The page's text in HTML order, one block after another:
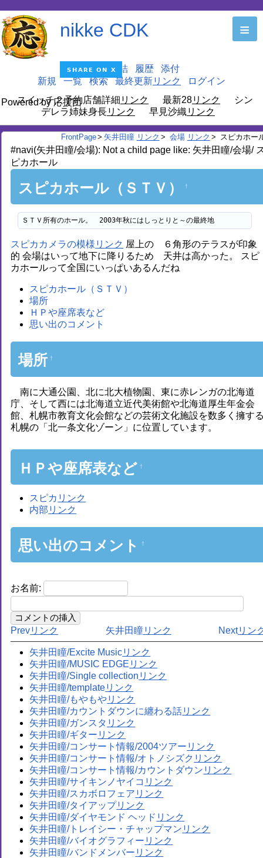
nikke CDK
Powered by 応援団
≡
編集 凍結 履歴
添付
新規
一覧 検索 最終更新
ログイン
スイッチ２予約店舗詳細
最新28
シン
デレラ姉妹身長
早見沙織
FrontPage> 矢井田瞳 > 会場 > スピカホー
#navi(矢井田瞳/会場): Not a child page like: 矢井田瞳/会場/
ピカホール
スピカホール（ＳＴＶ） †
ＳＴＶ所有のホール。　2003年秋にはしっとりと～の最終地
スピカカメラの模様
屋上の ６角形のテラスが印象
的 会場はいって地下に降りるため 天井は高かった。 スピ
カホールって全国にいっぱいあるんだね
スピカホール（ＳＴＶ）
場所
ＨＰや座席表など
思い出のコメント
場所 †
南に大通公園、北に北大植物園、東に赤レンガの北海道
庁、そして西には北海道立近代美術館や北海道厚生年金会
館、札幌市教育文化会館などの芸術文化施設を数多く擁す
札幌の「北一条文化ゾーン」に位置しています。
ＨＰや座席表など †
スピカ
内部
思い出のコメント †
お名前:
Prev Next
矢井田瞳
矢井田瞳/Excite Music
矢井田瞳/MUSIC EDGE
矢井田瞳/Single collection
矢井田瞳/template
矢井田瞳/もやもや
矢井田瞳/カウントダウンに纏わる話
矢井田瞳/ガンスタ
矢井田瞳/ギター
矢井田瞳/コンサート情報/2004ツアー
矢井田瞳/コンサート情報/オトノシズク
矢井田瞳/コンサート情報/カウントダウン
矢井田瞳/サイキンノヤイコ
矢井田瞳/スカボロフェア
矢井田瞳/タイアップ
矢井田瞳/ダイヤモンド ヘッド
矢井田瞳/トレイシー・チャップマン
矢井田瞳/バイオグラフィー
矢井田瞳/バンドメンバー